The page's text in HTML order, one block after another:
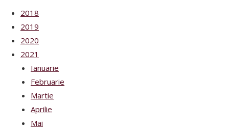
2018
2019
2020
2021
Ianuarie
Februarie
Martie
Aprilie
Mai